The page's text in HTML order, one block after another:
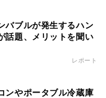
バブルが発生するハン
話題、メリットを聞い
レポート
ンやポータブル冷蔵庫